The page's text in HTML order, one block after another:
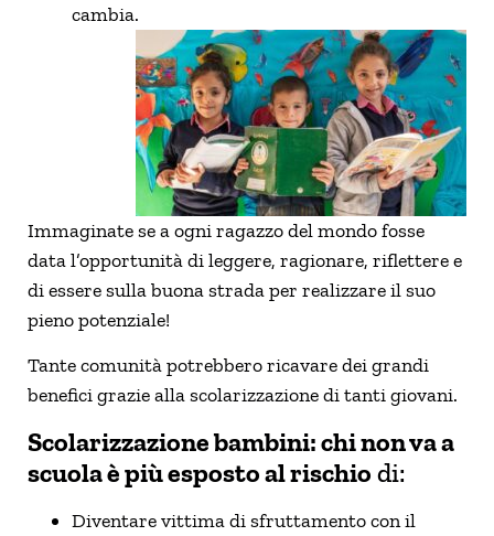
cambia.
Immaginate se a ogni ragazzo del mondo fosse
data l’opportunità di leggere, ragionare, riflettere e
di essere sulla buona strada per realizzare il suo
pieno potenziale!
Tante comunità potrebbero ricavare dei grandi
benefici grazie alla scolarizzazione di tanti giovani.
Scolarizzazione bambini: chi non va a
scuola è più esposto al rischio di:
Diventare vittima di sfruttamento con il